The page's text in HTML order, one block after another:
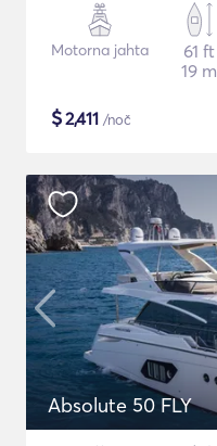
Motorna jahta
61 ft
19 m
$2,411 /noč
Absolute 50 FLY